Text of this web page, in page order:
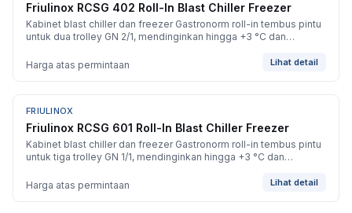
Friulinox RCSG 402 Roll-In Blast Chiller Freezer
Kabinet blast chiller dan freezer Gastronorm roll-in tembus pintu
untuk dua trolley GN 2/1, mendinginkan hingga +3 °C dan
Harga atas permintaan
Lihat detail
BARU
FRIULINOX
Friulinox RCSG 601 Roll-In Blast Chiller Freezer
Kabinet blast chiller dan freezer Gastronorm roll-in tembus pintu
untuk tiga trolley GN 1/1, mendinginkan hingga +3 °C dan
Harga atas permintaan
Lihat detail